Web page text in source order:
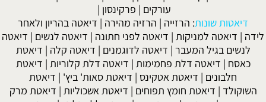
עורקים | פרקינסון |
דיאטות שונות: הרזייה | הרזיה מהירה | דיאטה בהריון ולאחר
לידה | דיאטה למניקות | דיאטה לפני חתונה | דיאטה לנשים | דיאטה
לנשים בגיל המעבר | דיאטה לדוגמנים | דיאטה קלה | דיאטת
כאסח | דיאטה דלת פחמימות | דיאטה דלת קלוריות | דיאטת
חלבונים | דיאטת אטקינס | דיאטת סאות' ביץ' | דיאטת
השוקולד | דיאטת חומץ תפוחים | דיאטת אשכוליות | דיאטת מרק